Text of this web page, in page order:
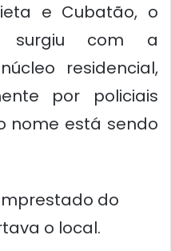
e Cubatão, o
surgiu com a
residencial,
por policiais
nome está sendo
do
o local.